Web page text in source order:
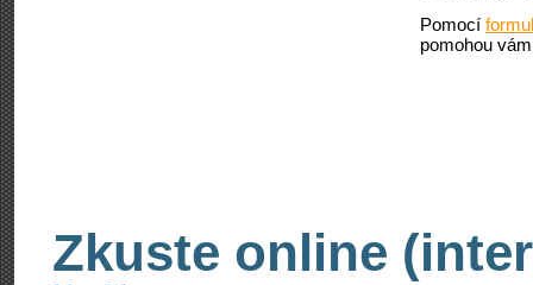
Pomocí
pomohou
Zkuste online